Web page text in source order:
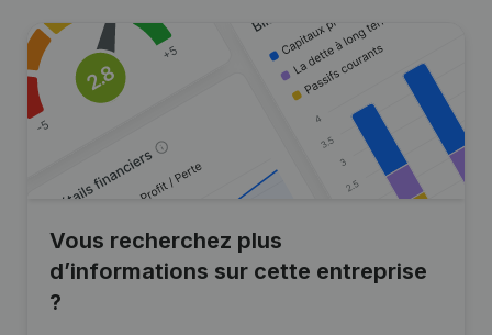
Vous recherchez plus
d’informations sur cette entreprise
?